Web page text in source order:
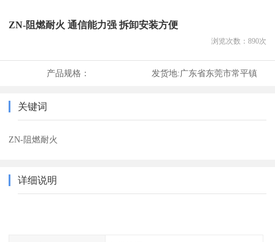
ZN-阻燃耐火 通信能力强 拆卸安装方便
浏览次数： 890次
产品规格： 发货地:广东省东莞市常平镇
关键词
ZN-阻燃耐火
详细说明